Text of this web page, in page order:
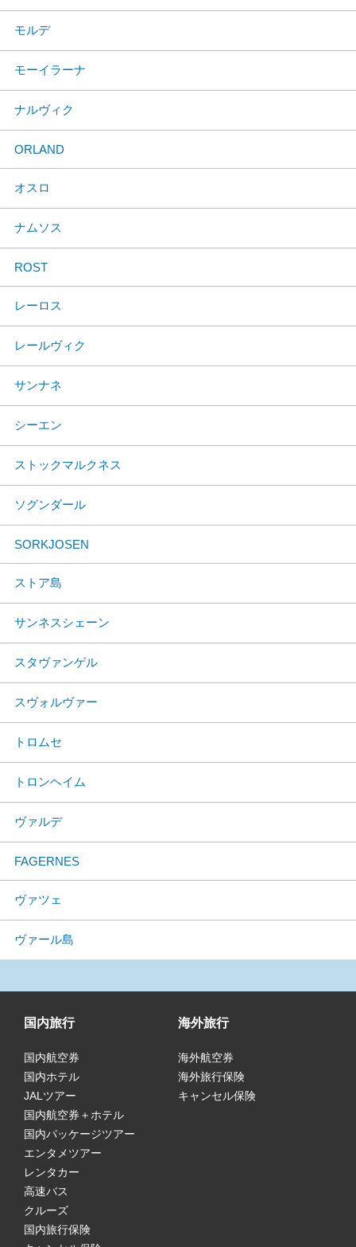
モルデ
モーイラーナ
ナルヴィク
ORLAND
オスロ
ナムソス
ROST
レーロス
レールヴィク
サンナネ
シーエン
ストックマルクネス
ソグンダール
SORKJOSEN
ストア島
サンネスシェーン
スタヴァンゲル
スヴォルヴァー
トロムセ
トロンヘイム
ヴァルデ
FAGERNES
ヴァツェ
ヴァール島
国内旅行
国内航空券
国内ホテル
JALツアー
国内航空券＋ホテル
国内パッケージツアー
エンタメツアー
レンタカー
高速バス
クルーズ
国内旅行保険
海外旅行
海外航空券
海外旅行保険
キャンセル保険